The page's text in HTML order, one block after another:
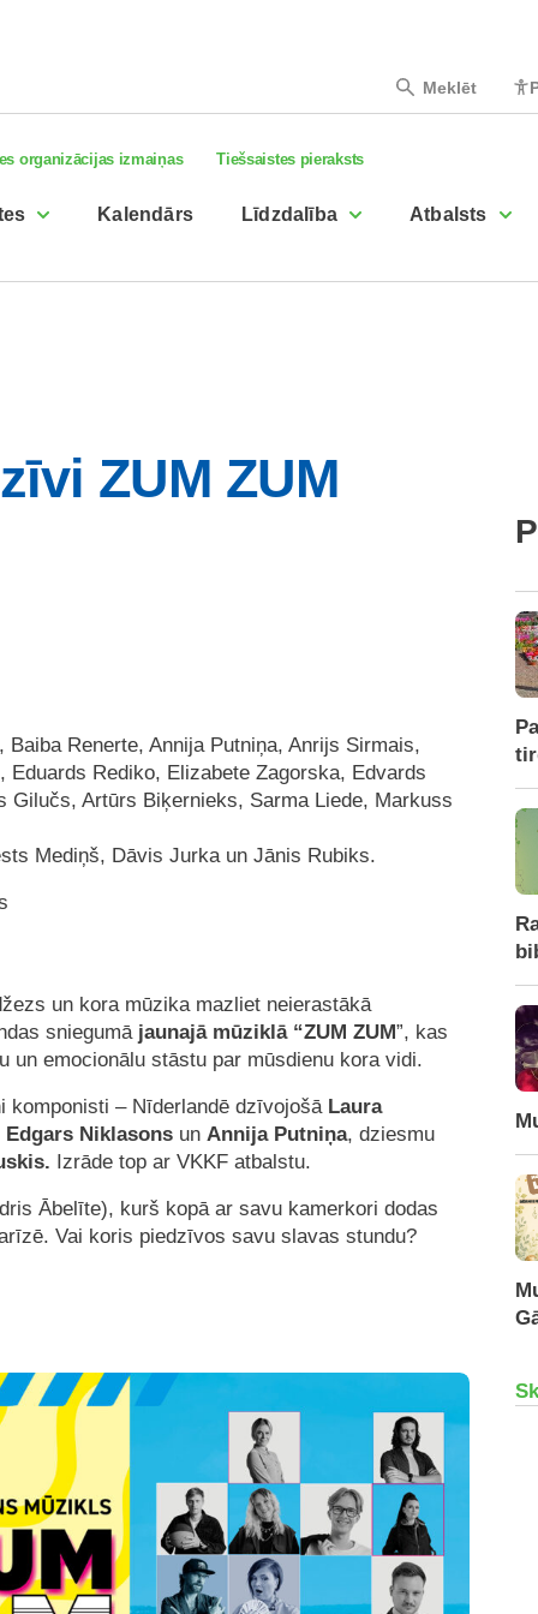
Meklēt
organizācijas izmaiņas Tiešsaistes pieraksts
Kalendārs Līdzdalība Atbalsts
ZUM ZUM
Renerte, Annija Putniņa, Anrijs Sirmais,
Rediko, Elizabete Zagorska, Edvards
Artūrs Biķernieks, Sarma Liede, Markuss
Mediņš, Dāvis Jurka un Jānis Rubiks.
un kora mūzika mazliet neierastākā
sniegumā jaunajā mūziklā “ZUM ZUM”, kas
emocionālu stāstu par mūsdienu kora vidi.
komponisti – Nīderlandē dzīvojošā Laura
Edgars Niklasons un Annija Putniņa, dziesmu
Izrāde top ar VKKF atbalstu.
Ābelīte), kurš kopā ar savu kamerkori dodas
Vai koris piedzīvos savu slavas stundu?